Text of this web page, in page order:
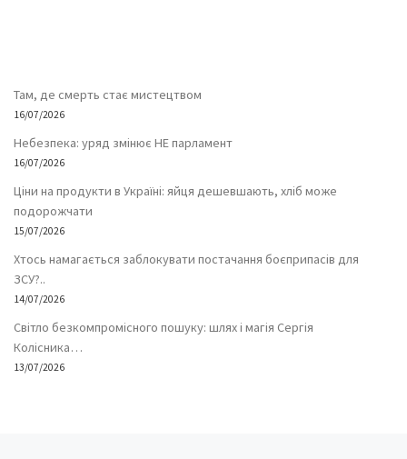
Там, де смерть стає мистецтвом
16/07/2026
Небезпека: уряд змінює НЕ парламент
16/07/2026
Ціни на продукти в Україні: яйця дешевшають, хліб може
подорожчати
15/07/2026
Хтось намагається заблокувати постачання боєприпасів для
ЗСУ?..
14/07/2026
Світло безкомпромісного пошуку: шлях і магія Сергія
Колісника…
13/07/2026